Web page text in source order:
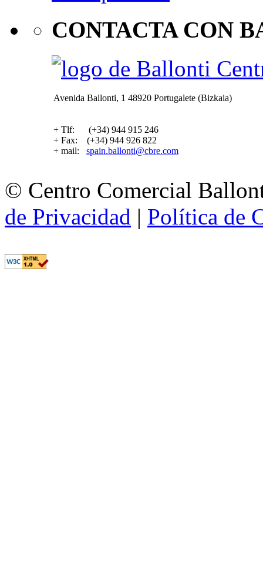
CONTACTA CON
Avenida Ballonti, 1 48920 Portugalete (Bizkaia)
+ Tlf: (+34) 944 915 246
+ Fax: (+34) 944 926 822
+ mail: spain.ballonti@cbre.com
© Centro Comercial
de Privacidad | Política de